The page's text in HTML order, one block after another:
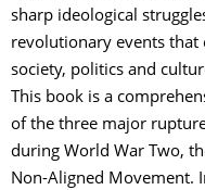
sharp ideological
revolutionary events that
society, politics and
This book is a
of the three major
during World War Two,
Non-Aligned Movement.